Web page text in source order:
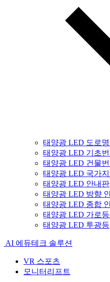
태양광 LED 도로
태양광 LED 기초
태양광 LED 건물
태양광 LED 국가
태양광 LED 안내판
태양광 LED 방향
태양광 LED 종합
태양광 LED 가로
태양광 LED 투광등
AI 에듀테크 솔루션
VR 스포츠
모니터리프트